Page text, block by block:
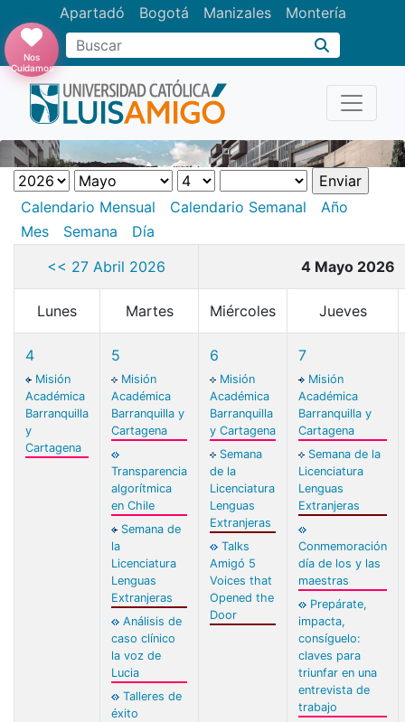
Apartadó Bogotá Manizales Montería
Buscar
Nos
Cuidamos
Calendario Mensual Calendario Semanal
Año
Mes
Semana
Día
<< 27 Abril 2026
4 Mayo 2026
Lunes Martes Miércoles Jueves
4
Misión
Académica
Barranquilla
y
Cartagena
5
Misión
Académica
Barranquilla y
Cartagena
Transparencia
algorítmica
en Chile
Semana de
la
Licenciatura
Lenguas
Extranjeras
Análisis de
caso clínico
la voz de
Lucia
Talleres de
éxito
6
Misión
Académica
Barranquilla
y Cartagena
Semana
de la
Licenciatura
Lenguas
Extranjeras
Talks
Amigó 5
Voices that
Opened the
Door
7
Misión
Académica
Barranquilla y
Cartagena
Semana de la
Licenciatura
Lenguas
Extranjeras
Conmemoración
día de los y las
maestras
Prepárate,
impacta,
consíguelo:
claves para
triunfar en una
entrevista de
trabajo